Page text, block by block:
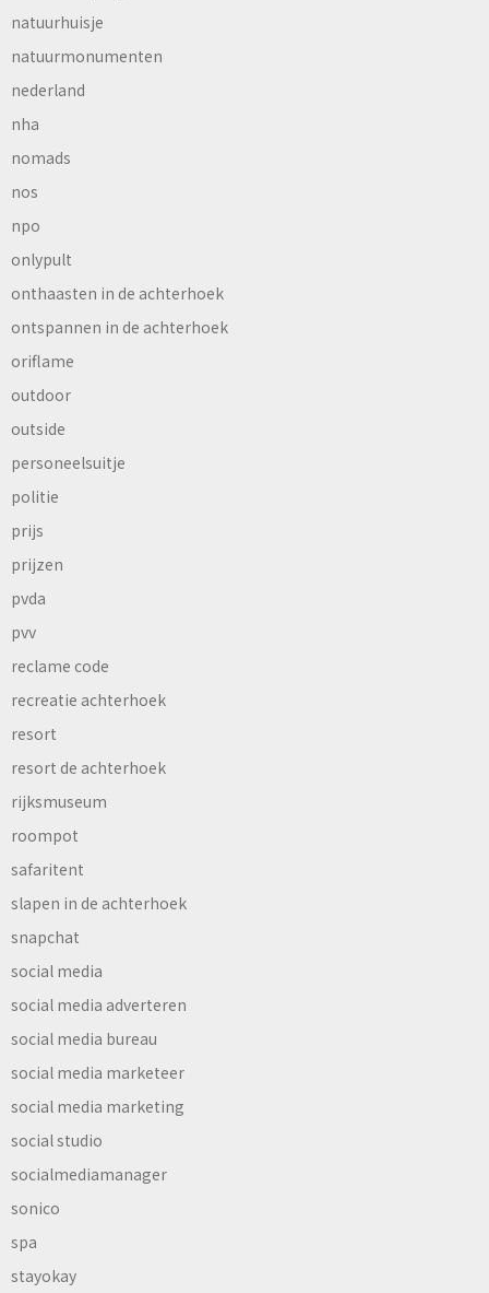
natuurhuisje
natuurmonumenten
nederland
nha
nomads
nos
npo
onlypult
onthaasten in de achterhoek
ontspannen in de achterhoek
oriflame
outdoor
outside
personeelsuitje
politie
prijs
prijzen
pvda
pvv
reclame code
recreatie achterhoek
resort
resort de achterhoek
rijksmuseum
roompot
safaritent
slapen in de achterhoek
snapchat
social media
social media adverteren
social media bureau
social media marketeer
social media marketing
social studio
socialmediamanager
sonico
spa
stayokay